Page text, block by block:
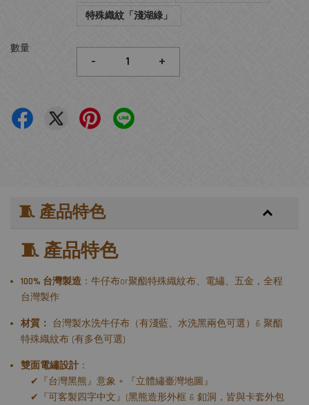
特殊織紋「淺湖綠」
數量
- +
🧵 產品特色
🧵 產品特色
100% 台灣製造 ：牛仔布or聚酯特殊織紋布、電繡、五金，全程
台灣製作
材質： 台灣製水洗牛仔布（有淺藍、水洗黑兩色可選）& 聚酯
特殊織紋布 (有多色可選)
雙面電繡設計 ：
✔『台灣黑熊』意象 + 『立體繡臺灣地圖』
✔『可客製四字中文』(黑熊造形外框 & 釦洞，皆與卡套外包